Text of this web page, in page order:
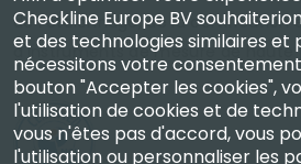
de l'étalonnage, de la certification
d'instruments de mesure de haute
Checkline Europe BV
et des technologies similaires et
nécessitons votre
bouton "Accepter les cookies",
l'utilisation de cookies et de
vous n'êtes pas d'accord, vous
l'utilisation ou personnaliser les